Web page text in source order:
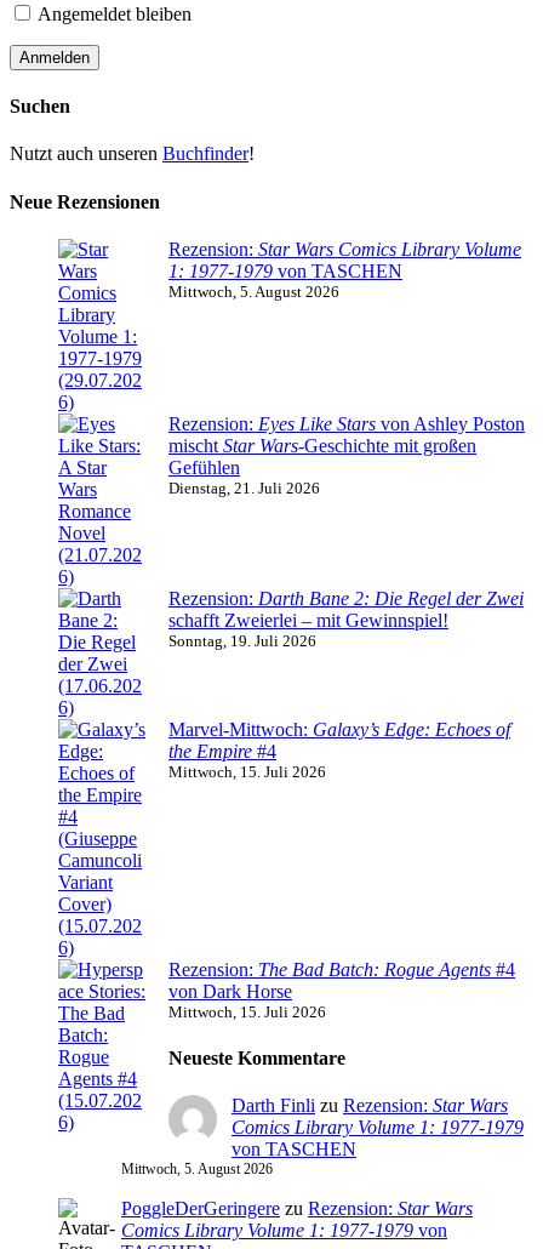
Angemeldet bleiben
Suchen
Nutzt auch unseren Buchfinder!
Neue Rezensionen
Rezension: Star Wars Comics Library Volume
1: 1977-1979 von TASCHEN
Mittwoch, 5. August 2026
Rezension: Eyes Like Stars von Ashley Poston
mischt Star Wars-Geschichte mit großen
Gefühlen
Dienstag, 21. Juli 2026
Rezension: Darth Bane 2: Die Regel der Zwei
schafft Zweierlei – mit Gewinnspiel!
Sonntag, 19. Juli 2026
Marvel-Mittwoch: Galaxy’s Edge: Echoes of
the Empire #4
Mittwoch, 15. Juli 2026
Rezension: The Bad Batch: Rogue Agents #4
von Dark Horse
Mittwoch, 15. Juli 2026
Neueste Kommentare
Darth Finli zu Rezension: Star Wars
Comics Library Volume 1: 1977-1979
von TASCHEN
Mittwoch, 5. August 2026
PoggleDerGeringere zu Rezension: Star Wars
Comics Library Volume 1: 1977-1979 von